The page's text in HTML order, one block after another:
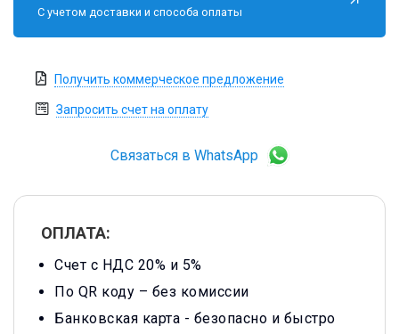
С учетом доставки и способа оплаты
Получить коммерческое предложение
Запросить счет на оплату
Связаться в WhatsApp
ОПЛАТА:
Счет с НДС 20% и 5%
По QR коду – без комиссии
Банковская карта - безопасно и быстро